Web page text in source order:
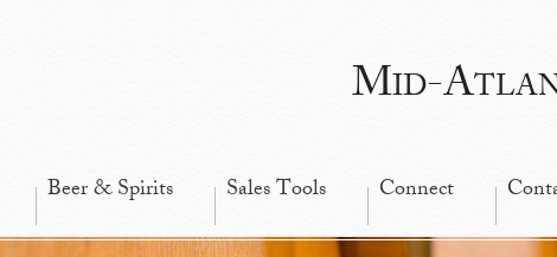
Mid-
Beer & Spirits Sales Tools Connect